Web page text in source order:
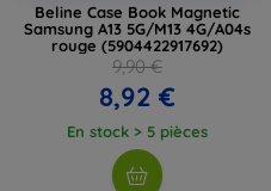
Beline Case Book Magnetic
Samsung A13 5G/M13 4G/A04s
rouge (5904422917692)
9,90 €
8,92 €
En stock > 5 pièces